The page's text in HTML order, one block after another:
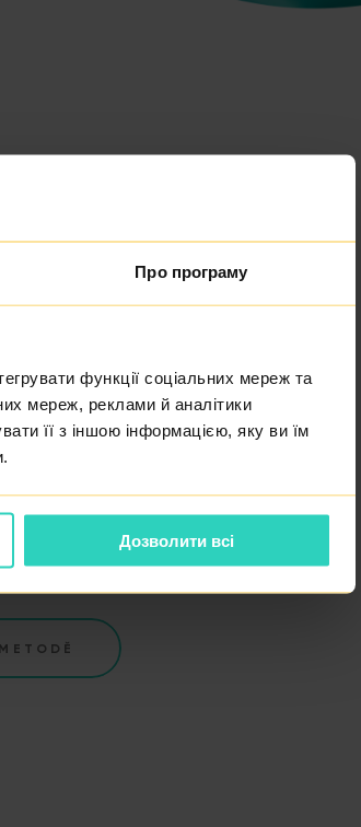
Про програму
функції соціальних мереж та
мереж, реклами й аналітики
її з іншою інформацією, яку ви їм
Дозволити всі
docílit těhotenství vlastními buňkami,
buněk (spermie a vajíčka) od našich
vajíček a spermatu je v České republice
metoda je hrazena ze zdravotního
určitých podmínek.